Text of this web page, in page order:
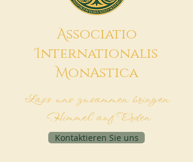
Associatio
Internationalis
MonAstica
Lass uns zusammen bringen
Himmel auf Erden
Kontaktieren Sie uns